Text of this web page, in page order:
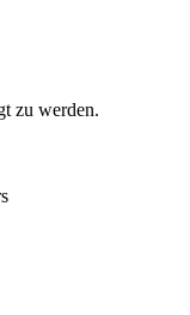
zu werden.